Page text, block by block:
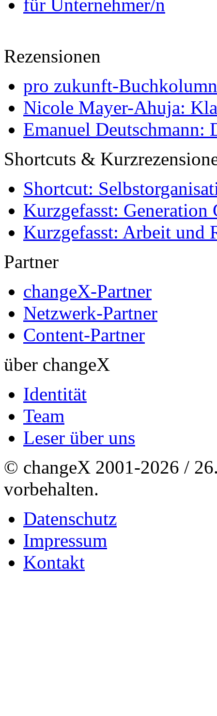
für Unternehmer/n
Rezensionen
pro zukunft-
Nicole Mayer-Ahuja:
Emanuel Deutschmann:
Shortcuts &
Shortcut:
Kurzgefasst: Generation
Kurzgefasst: Arbeit und
Partner
changeX-Partner
Netzwerk-Partner
Content-Partner
über changeX
Identität
Team
Leser über uns
© changeX 2001-2026 /
vorbehalten.
Datenschutz
Impressum
Kontakt